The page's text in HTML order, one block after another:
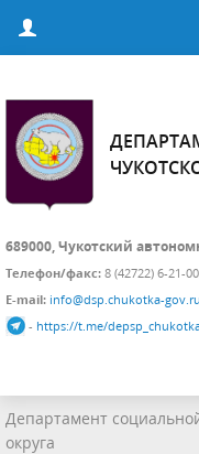
689000, Чукотский
Телефон/факс: 8 (42722) 6-21-
E-mail: info@dsp.chukotka-gov.ru
- https://t.me/
Департамент
округа